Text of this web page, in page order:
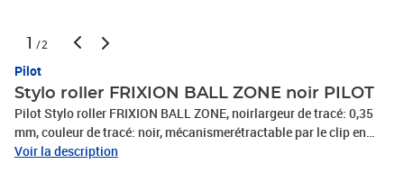
1 /2
Pilot
Stylo roller FRIXION BALL ZONE noir PILOT
Pilot Stylo roller FRIXION BALL ZONE, noirlargeur de tracé: 0,35
mm, couleur de tracé: noir, mécanismerétractable par le clip en
métal, corps en plastique mat dehaute qualité, avec anneau
Voir la description